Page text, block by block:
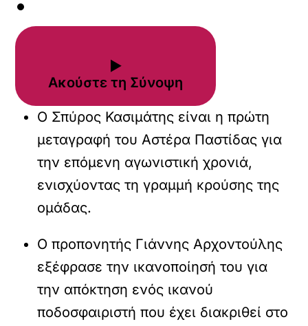
▶
Ακούστε τη Σύνοψη
Ο Σπύρος Κασιμάτης είναι η πρώτη
μεταγραφή του Αστέρα Παστίδας για
την επόμενη αγωνιστική χρονιά,
ενισχύοντας τη γραμμή κρούσης της
ομάδας.
Ο προπονητής Γιάννης Αρχοντούλης
εξέφρασε την ικανοποίησή του για
την απόκτηση ενός ικανού
ποδοσφαιριστή που έχει διακριθεί στο